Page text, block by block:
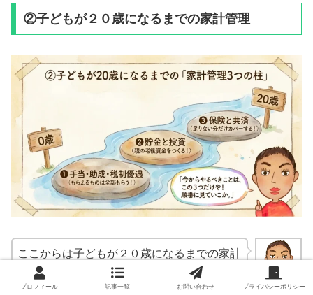
②子どもが２０歳になるまでの家計管理
まなぶ君
ここからは子どもが２０歳になるまでの家計
管理について勉強しよ。特別支援学校に在学
プロフィール 記事一覧 お問い合わせ プライバシーポリシー